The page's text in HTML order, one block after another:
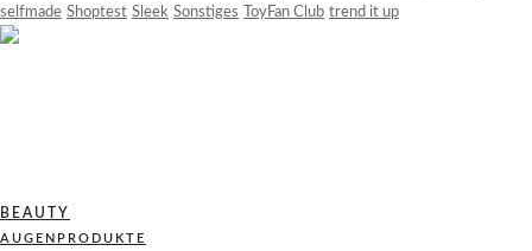
selfmade Shoptest Sleek Sonstiges ToyFan Club trend it up
BEAUTY
AUGENPRODUKTE